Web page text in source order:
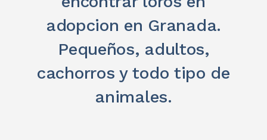
adopcion en Granada.
Pequeños, adultos,
cachorros y todo tipo de
animales.